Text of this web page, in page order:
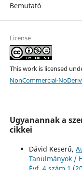
Bemutató
License
This work is licensed
NonCommercial-
Ugyanannak a
cikkei
Dávid Keserű,
Tanulmányok /
Évf. 4 szám 1